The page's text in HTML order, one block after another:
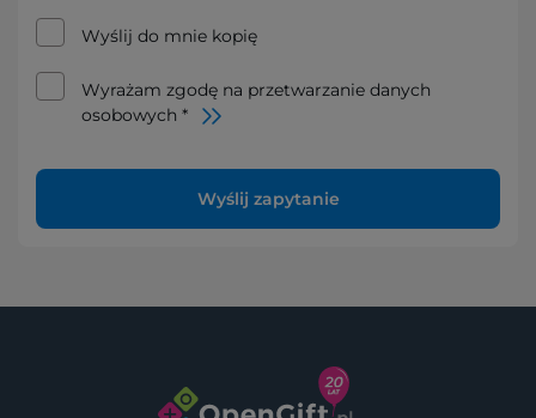
Wyślij do mnie kopię
Wyrażam zgodę na przetwarzanie danych
osobowych *
Wyślij zapytanie